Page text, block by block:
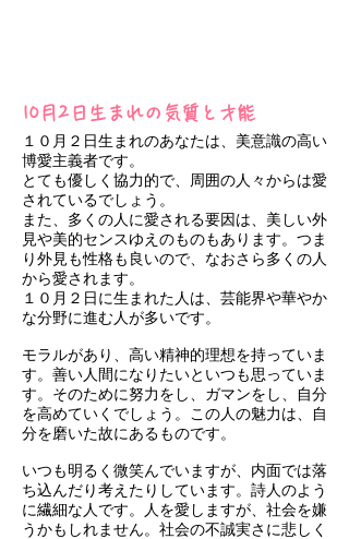
10月2日生まれの気質と才能
１０月２日生まれのあなたは、美意識の高い
博愛主義者です。
とても優しく協力的で、周囲の人々からは愛
されているでしょう。
また、多くの人に愛される要因は、美しい外
見や美的センスゆえのものもあります。つま
り外見も性格も良いので、なおさら多くの人
から愛されます。
１０月２日に生まれた人は、芸能界や華やか
な分野に進む人が多いです。
モラルがあり、高い精神的理想を持っていま
す。善い人間になりたいといつも思っていま
す。そのために努力をし、ガマンをし、自分
を高めていくでしょう。この人の魅力は、自
分を磨いた故にあるものです。
いつも明るく微笑んでいますが、内面では落
ち込んだり考えたりしています。詩人のよう
に繊細な人です。人を愛しますが、社会を嫌
うかもしれません。社会の不誠実さに悲しく